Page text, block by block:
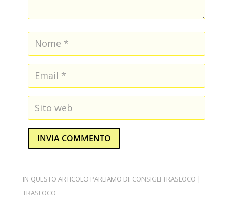
INVIA COMMENTO
IN QUESTO ARTICOLO PARLIAMO DI: CONSIGLI TRASLOCO |
TRASLOCO